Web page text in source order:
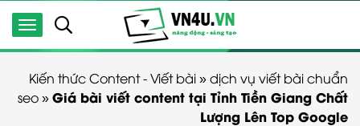
Kiến thức Content - Viết bài»dịch vụ viết bài chuẩn
seo»Giá bài viết content tại Tỉnh Tiền Giang Chất
Lượng Lên Top Google